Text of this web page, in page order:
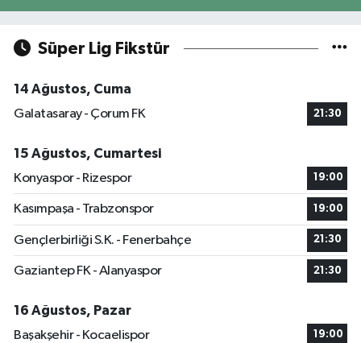
Süper Lig Fikstür
14 Ağustos, Cuma
Galatasaray - Çorum FK
21:30
15 Ağustos, Cumartesi
Konyaspor - Rizespor
19:00
Kasımpaşa - Trabzonspor 19:00
Gençlerbirliği S.K. - Fenerbahçe 21:30
Gaziantep FK - Alanyaspor 21:30
16 Ağustos, Pazar
Başakşehir - Kocaelispor
19:00